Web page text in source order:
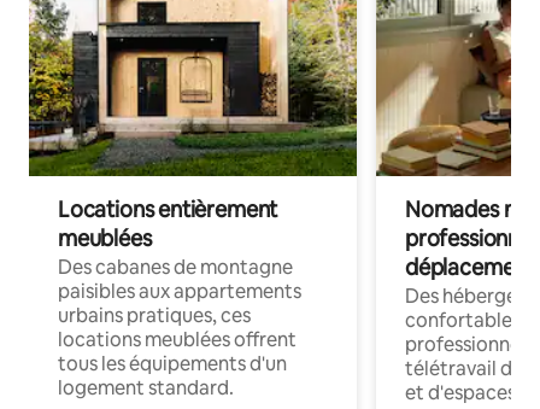
Locations entièrement
meublées
Des cabanes de montagne
paisibles aux appartements
urbains pratiques, ces
locations meublées offrent
tous les équipements d'un
logement standard.
Nomades
déplacement
Des
confortables
professionnels
télétravail
et d'espaces